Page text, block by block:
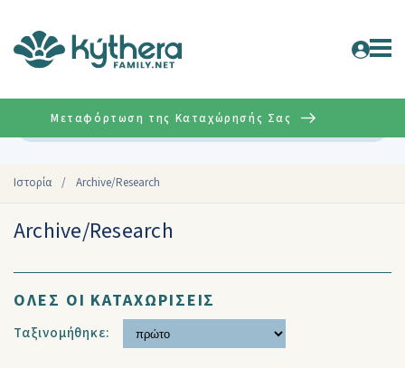
Ιστορία / Archive/Research
Μεταφόρτωση της Καταχώρησής Σας
Archive/Research
ΟΛΕΣ ΟΙ ΚΑΤΑΧΩΡΙΣΕΙΣ
Ταξινομήθηκε: